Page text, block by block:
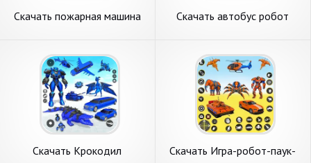
Скачать пожарная машина
Скачать автобус робот
Андроид
Скачать Крокодил
Скачать Игра-робот-паук-